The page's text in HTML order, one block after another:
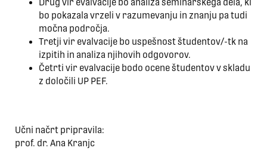
Drug vir evalvacije bo analiza seminarskega dela, ki
bo pokazala vrzeli v razumevanju in znanju pa tudi
močna področja.
Tretji vir evalvacije bo uspešnost študentov/-tk na
izpitih in analiza njihovih odgovorov.
Četrti vir evalvacije bodo ocene študentov v skladu
z določili UP PEF.
Učni načrt pripravila:
prof. dr. Ana Kranjc